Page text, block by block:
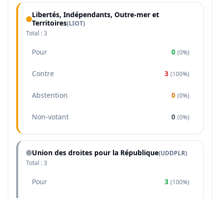
Libertés, Indépendants, Outre-mer et
Territoires(LIOT)
Total :3
Pour 0 (0%)
Contre 3 (100%)
Abstention 0 (0%)
Non-votant 0 (0%)
Union des droites pour la République(UDDPLR)
Total :3
Pour 3 (100%)